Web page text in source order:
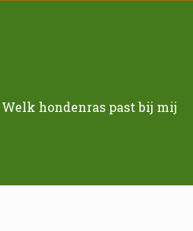
Welk hondenras past bij mij